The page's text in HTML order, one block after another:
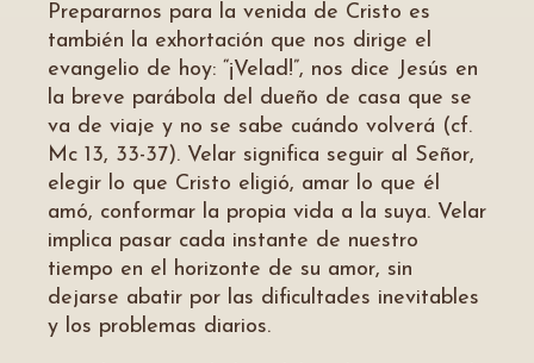
Prepararnos para la venida de Cristo es
también la exhortación que nos dirige el
evangelio de hoy: “¡Velad!”, nos dice Jesús en
la breve parábola del dueño de casa que se
va de viaje y no se sabe cuándo volverá (cf.
Mc 13, 33-37). Velar significa seguir al Señor,
elegir lo que Cristo eligió, amar lo que él
amó, conformar la propia vida a la suya. Velar
implica pasar cada instante de nuestro
tiempo en el horizonte de su amor, sin
dejarse abatir por las dificultades inevitables
y los problemas diarios.